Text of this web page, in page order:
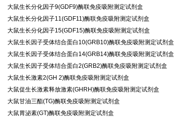
大鼠生长分化因子9(GDF9)酶联免疫吸附测定试剂盒
大鼠生长分化因子11(GDF11)酶联免疫吸附测定试剂盒
大鼠生长分化因子15(GDF15)酶联免疫吸附测定试剂盒
大鼠生长因子受体结合蛋白10(GRB10)酶联免疫吸附测定试剂盒
大鼠生长因子受体结合蛋白14(GRB14)酶联免疫吸附测定试剂盒
大鼠生长因子受体结合蛋白2(GRB2)酶联免疫吸附测定试剂盒
大鼠生长激素2(GH 2)酶联免疫吸附测定试剂盒
大鼠促生长激素释放激素(GHRH)酶联免疫吸附测定试剂盒
大鼠甘油三酯(TG)酶联免疫吸附测定试剂盒
大鼠胃泌素(GT)酶联免疫吸附测定试剂盒